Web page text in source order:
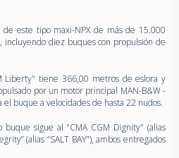
este tipo maxi-NPX de más de 15.000
incluyendo diez buques con propulsión de
Liberty" tiene 366,00 metros de eslora y
por un motor principal MAN-B&W -
buque a velocidades de hasta 22 nudos.
buque sigue al "CMA CGM Dignity" (alias
(alias “SALT BAY”), ambos entregados